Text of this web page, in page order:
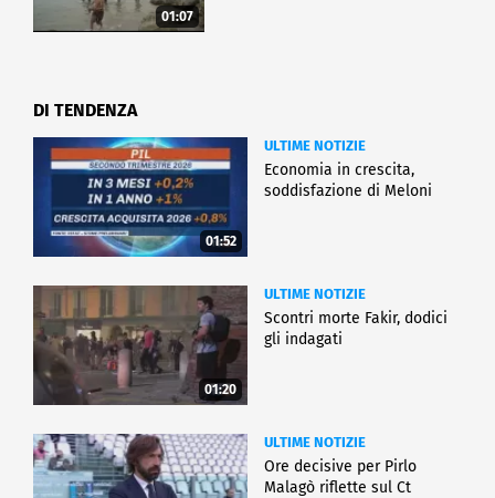
01:07
DI TENDENZA
01:52
ULTIME NOTIZIE
Economia in crescita,
soddisfazione di Meloni
01:20
ULTIME NOTIZIE
Scontri morte Fakir, dodici
gli indagati
ULTIME NOTIZIE
Ore decisive per Pirlo
Malagò riflette sul Ct